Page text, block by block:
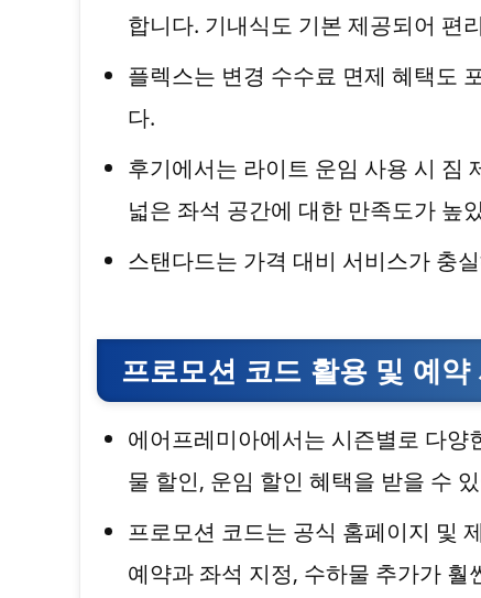
합니다. 기내식도 기본 제공되어 편
플렉스는 변경 수수료 면제 혜택도
다.
후기에서는 라이트 운임 사용 시 짐
넓은 좌석 공간에 대한 만족도가 높
스탠다드는 가격 대비 서비스가 충
프로모션 코드 활용 및 예
에어프레미아에서는 시즌별로 다
물 할인, 운임 할인 혜택을 받을 수
프로모션 코드는 공식 홈페이지 및
예약과 좌석 지정, 수하물 추가가 훨